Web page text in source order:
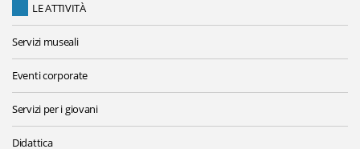
LE ATTIVITÀ
Servizi museali
Eventi corporate
Servizi per i giovani
Didattica